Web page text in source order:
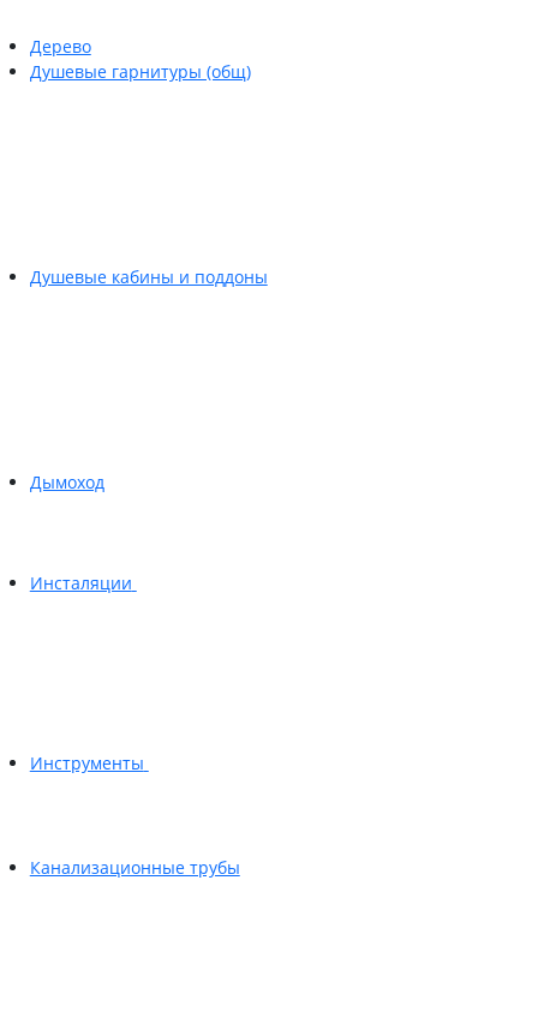
Дерево
Душевые гарнитуры (общ)
Душевые кабины и поддоны
Дымоход
Инсталяции
Инструменты
Канализационные трубы